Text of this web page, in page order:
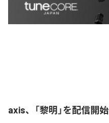
axis、「黎明」を配信開始